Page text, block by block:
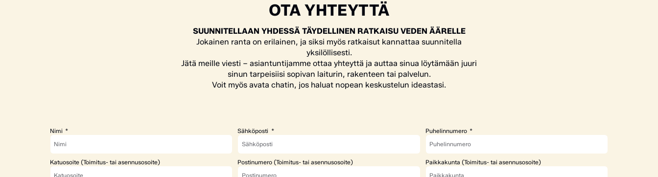
OTA YHTEYTTÄ
SUUNNITELLAAN YHDESSÄ TÄYDELLINEN RATKAISU VEDEN ÄÄRELLE
Jokainen ranta on erilainen, ja siksi myös ratkaisut kannattaa suunnitella
yksilöllisesti.
Jätä meille viesti – asiantuntijamme ottaa yhteyttä ja auttaa sinua löytämään juuri
sinun tarpeisiisi sopivan laiturin, rakenteen tai palvelun.
Voit myös avata chatin, jos haluat nopean keskustelun ideastasi.
Nimi Sähköposti Puhelinnumero
Katuosoite (Toimitus- tai asennusosoite) Postinumero (Toimitus- tai asennusosoite) Paikkakunta (Toimitus- tai asennusosoite)